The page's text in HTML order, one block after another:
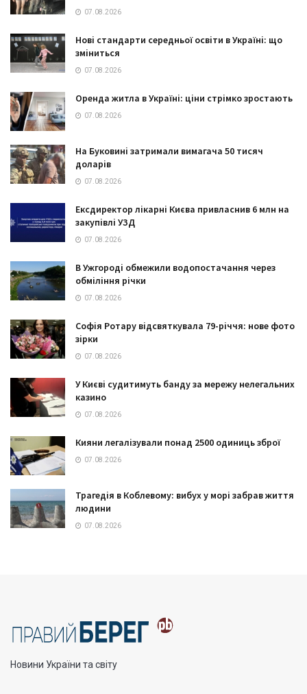
07.08.2026
Нові стандарти середньої освіти в Україні: що
зміниться
07.08.2026
Оренда житла в Україні: ціни стрімко зростають
07.08.2026
На Буковині затримали вимагача 50 тисяч
доларів
07.08.2026
Ексдиректор лікарні Києва привласнив 6 млн на
закупівлі УЗД
07.08.2026
В Ужгороді обмежили водопостачання через
обміління річки
07.08.2026
Софія Ротару відсвяткувала 79-річчя: нове фото
зірки
07.08.2026
У Києві судитимуть банду за мережу нелегальних
казино
07.08.2026
Кияни легалізували понад 2500 одиниць зброї
07.08.2026
Трагедія в Коблевому: вибух у морі забрав життя
людини
07.08.2026
Новини України та світу